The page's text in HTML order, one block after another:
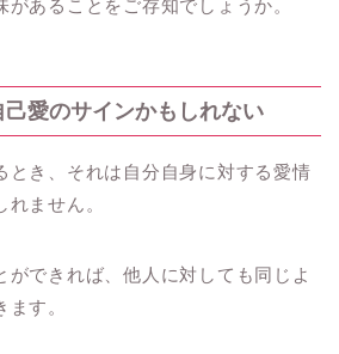
あることをご存知でしょうか。
愛のサインかもしれない
とき、それは自分自身に対する愛情
ません。
ができれば、他人に対しても同じよ
す。